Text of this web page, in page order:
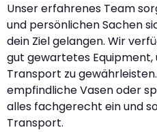
Unser erfahrenes Team
und persönlichen Sachen
dein Ziel gelangen. Wir
gut gewartetes Equipment,
Transport zu
empfindliche Vasen oder
alles fachgerecht ein und
Transport.